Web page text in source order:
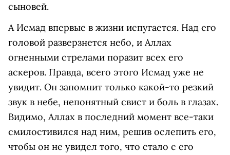
сыновей.
А Исмад впервые в жизни испугается. Над его
головой разверзнется небо, и Аллах
огненными стрелами поразит всех его
аскеров. Правда, всего этого Исмад уже не
увидит. Он запомнит только какой-то резкий
звук в небе, непонятный свист и боль в глазах.
Видимо, Аллах в последний момент все-таки
смилостивился над ним, решив ослепить его,
чтобы он не увидел того, что стало с его